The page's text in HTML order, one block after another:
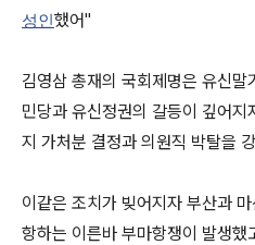
성인 했어"
김영삼 총재의 국회제명은 유신
민당과 유신정권의 갈등이 깊어
지 가처분 결정과 의원직 박탈을
이같은 조치가 빚어지자 부산과
항하는 이른바 부마항쟁이 발생했